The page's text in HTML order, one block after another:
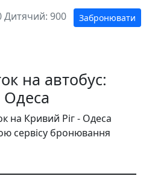
Дитячий: 900 Забронювати
на автобус:
Одеса
на Кривий Ріг - Одеса
сервісу бронювання